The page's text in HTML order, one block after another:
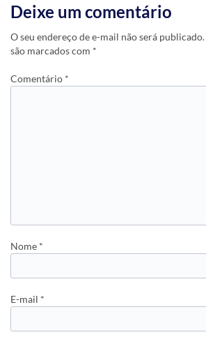
Deixe um comentário
O seu endereço de e-mail não será publicado.
são marcados com *
Comentário *
Nome *
E-mail *